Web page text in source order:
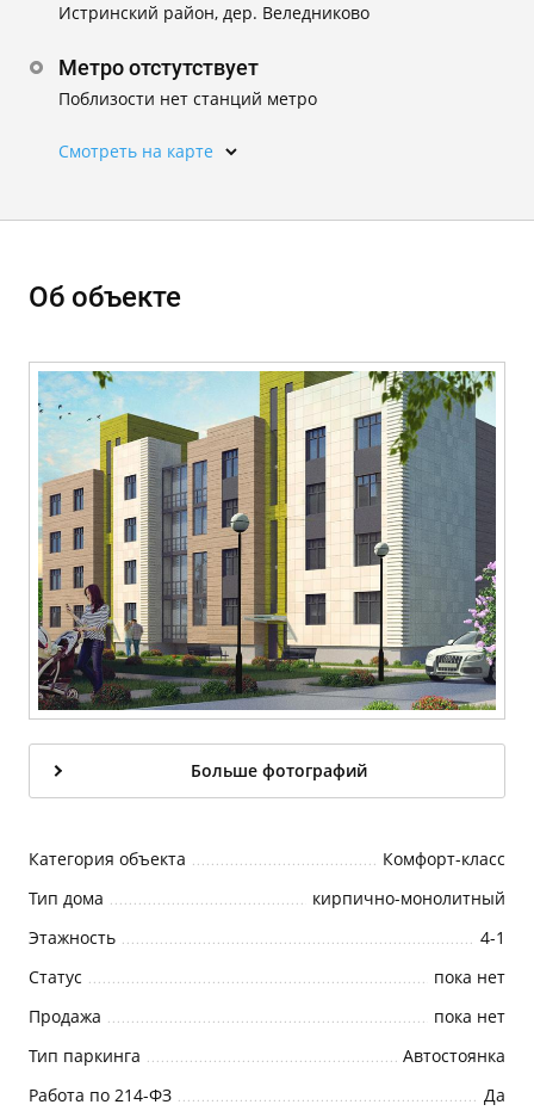
Истринский район, дер. Веледниково
Метро отстутствует
Поблизости нет станций метро
Смотреть на карте
Об объекте
Больше фотографий
Категория объекта
Комфорт-класс
Тип дома
кирпично-монолитный
Этажность
4-1
Статус
пока нет
Продажа
пока нет
Тип паркинга
Автостоянка
Работа по 214-ФЗ
Да